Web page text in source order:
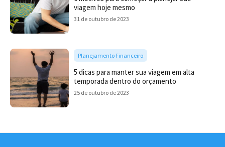
viagem hoje mesmo
31 de outubro de 2023
Planejamento Financeiro
5 dicas para manter sua viagem em alta
temporada dentro do orçamento
25 de outubro de 2023